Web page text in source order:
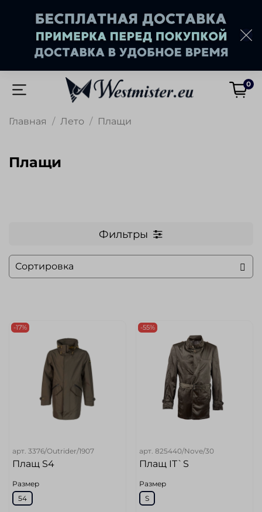
0
Главная Лето Плащи
Плащи
Фильтры
-17%
арт. 3376/Outrider/1907
Плащ S4
Размер
54
-55%
арт. 825440/Nove/30
Плащ IT`S
Размер
S